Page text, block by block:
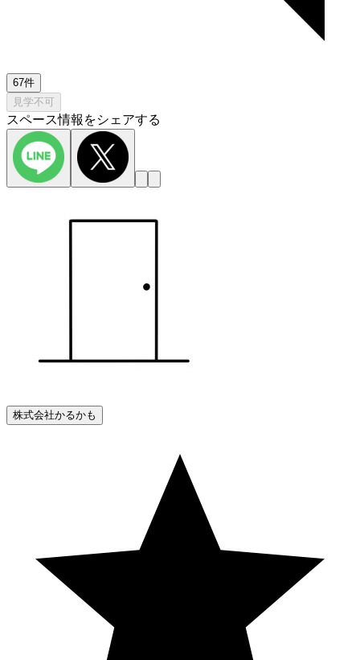
67件
見学不可
スペース情報をシェアする
株式会社かるかも